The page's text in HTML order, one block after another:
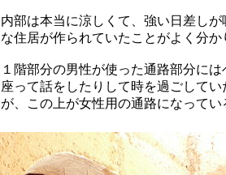
内部は本当に涼しくて、強い日差し
な住居が作られていたことがよく分か
１階部分の男性が使った通路部分に
座って話をしたりして時を過ごして
が、この上が女性用の通路になってい